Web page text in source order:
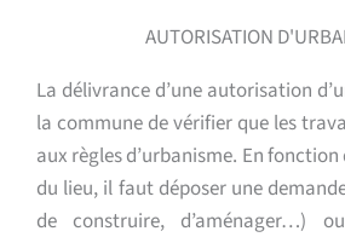
AUTORISATION
La délivrance d’une autorisation
la commune de vérifier que les
aux règles d’urbanisme. En
du lieu, il faut déposer une
de construire, d’aménager…)